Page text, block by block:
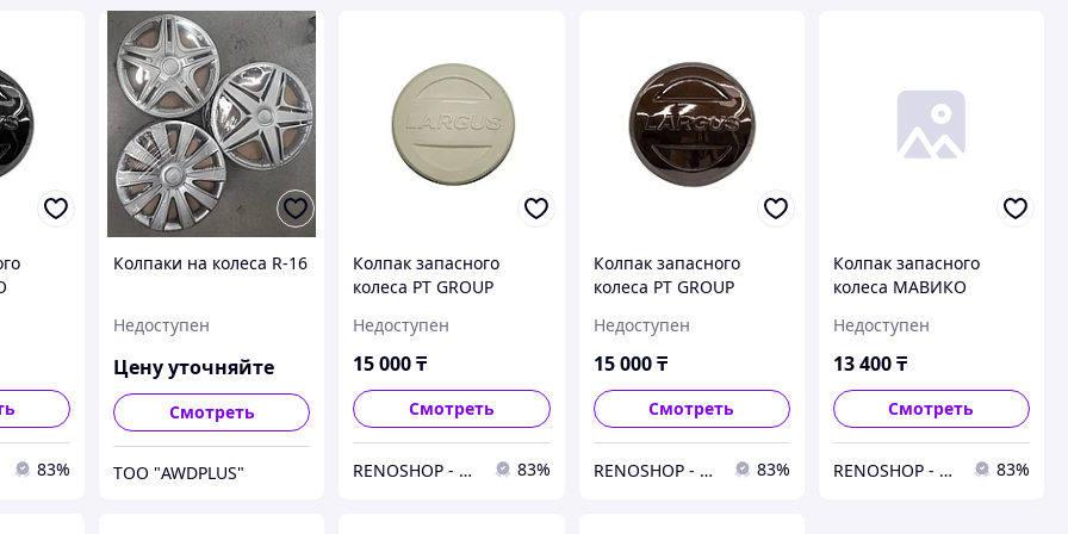
83%
Колпаки на колеса R-16
Недоступен
Цену уточняйте
Смотреть
ТОО "AWDPLUS"
Колпак запасного
колеса PT GROUP
(БАЗАЛЬТ)
Недоступен
15 000₸
Смотреть
RENOSHOP - автозапчасти, тюнинг и аксессуары для автомобилей Renault, Largus, X-Ray, Vesta. 83%
Колпак запасного
колеса PT GROUP
(КАШЕМИР)
Недоступен
15 000 ₸
Смотреть
RENOSHOP - автозапчасти, тюнинг и аксессуары для автомобилей Renault, Largus, X-Ray, Vesta. 83%
Колпак запасного
колеса МАВИКО
(Базальт)
Недоступен
13 400₸
Смотреть
RENOSHOP - автозапчасти, тюнинг и аксессуары для автомобилей Renault, Largus, X-Ray, Vesta. 83%